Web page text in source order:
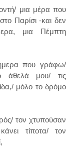
μια μέρα που
Παρίσι -και δεν
μια Πέμπτη
που γράφω/
άθελά μου/ τις
μόλο το δρόμο
τον χτυπούσαν
τίποτα/ τον